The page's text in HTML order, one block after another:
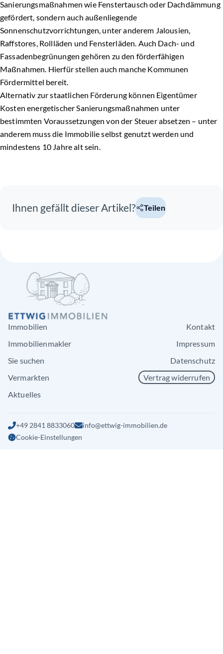
Sanierungsmaßnahmen wie Fenstertausch oder Dachdämmung
gefördert, sondern auch außenliegende
Sonnenschutzvorrichtungen, unter anderem Jalousien,
Raffstores, Rollläden und Fensterläden. Auch Dach- und
Fassadenbegrünungen gehören zu den förderfähigen
Maßnahmen. Hierfür stellen auch manche Kommunen
Fördermittel bereit.
Alternativ zur staatlichen Förderung können Eigentümer
Kosten energetischer Sanierungsmaßnahmen unter
bestimmten Voraussetzungen von der Steuer absetzen – unter
anderem muss die Immobilie selbst genutzt werden und
mindestens 10 Jahre alt sein.
Ihnen gefällt dieser Artikel? Teilen
Immobilien
Immobilienmakler
Sie suchen
Vermarkten
Aktuelles
Kontakt
Impressum
Datenschutz
Vertrag widerrufen
+49 2841 8833060
info@ettwig-immobilien.de
Cookie-Einstellungen